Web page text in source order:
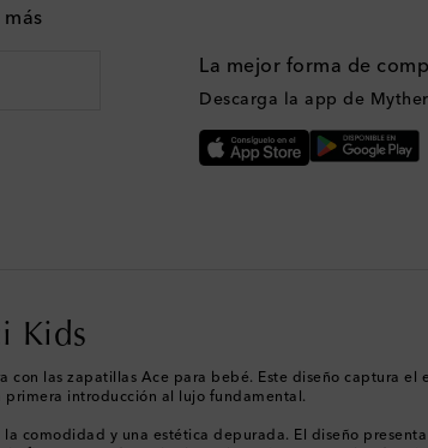
La mejor forma de
Descarga la app de
Kids
las zapatillas Ace para bebé. Este diseño captura
primera introducción al lujo fundamental.
comodidad y una estética depurada. El diseño